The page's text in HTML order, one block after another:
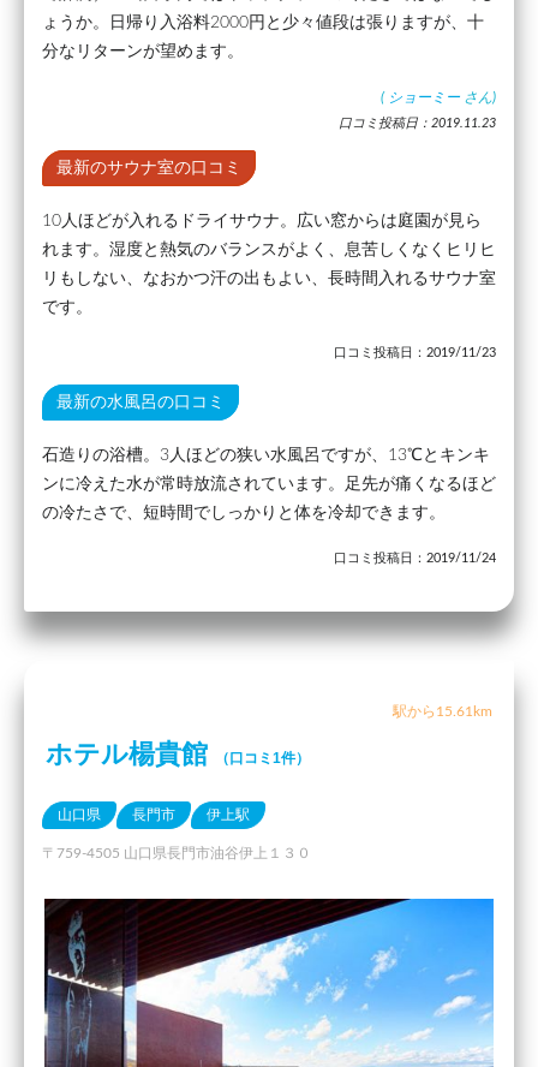
ょうか。日帰り入浴料2000円と少々値段は張りますが、十
分なリターンが望めます。
( ショーミー さん)
口コミ投稿日：2019.11.23
最新のサウナ室の口コミ
10人ほどが入れるドライサウナ。広い窓からは庭園が見ら
れます。湿度と熱気のバランスがよく、息苦しくなくヒリヒ
リもしない、なおかつ汗の出もよい、長時間入れるサウナ室
です。
口コミ投稿日：2019/11/23
最新の水風呂の口コミ
石造りの浴槽。3人ほどの狭い水風呂ですが、13℃とキンキ
ンに冷えた水が常時放流されています。足先が痛くなるほど
の冷たさで、短時間でしっかりと体を冷却できます。
口コミ投稿日：2019/11/24
駅から15.61km
ホテル楊貴館 （口コミ1件）
山口県 長門市 伊上駅
〒759-4505 山口県長門市油谷伊上１３０